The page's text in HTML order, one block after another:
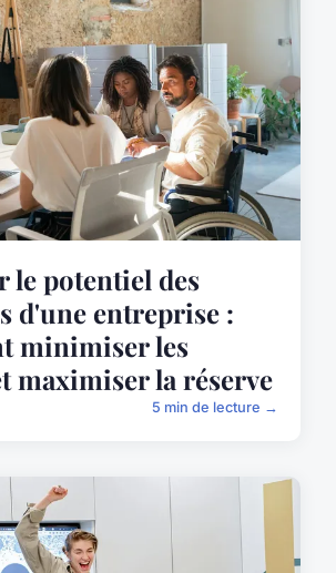
le potentiel des
d'une entreprise :
minimiser les
maximiser la réserve
5 min de lecture →